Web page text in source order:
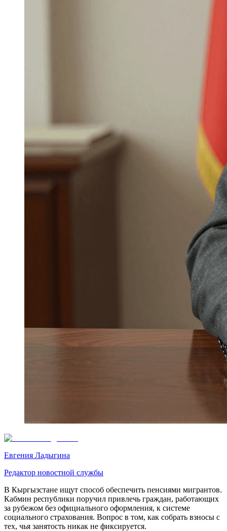
Евгения Ладыгина
Редактор новостной службы
В Кыргызстане ищут способ обеспечить пенсиями мигрантов.
Кабмин республики поручил привлечь граждан, работающих
за рубежом без официального оформления, к системе
социального страхования. Вопрос в том, как собрать взносы с
тех, чья занятость никак не фиксируется.